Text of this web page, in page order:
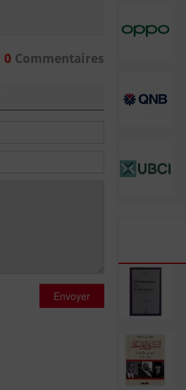
0Commentaires
Envoyer